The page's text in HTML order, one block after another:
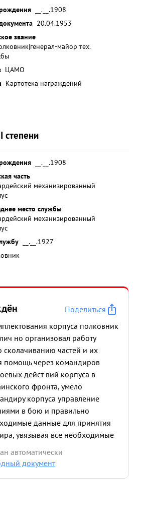
__.__.1908
20.04.1953
звание
майор тех.
ЦАМО
Картотека награждений
степени
__.__.1908
часть
механизированный
место службы
механизированный
__.__.1927
Поделиться
корпуса полковник
но организовал работу
сколачиванию частей и их
помощь через командиров
дейст вий корпуса в
фронта, умело
корпуса управление
в бою и правильно
данные для принятия
увязывая все необходимые
вий частей и соединений,
Своевременная
контрата превосходящих
автоматически
документ